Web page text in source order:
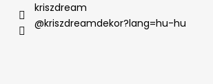
kriszdream
@kriszdreamdekor?lang=hu-hu